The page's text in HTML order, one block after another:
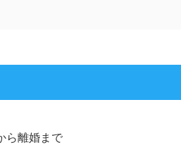
ら離婚まで